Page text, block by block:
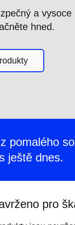
a
hned.
pomalého
ještě dnes.
pro